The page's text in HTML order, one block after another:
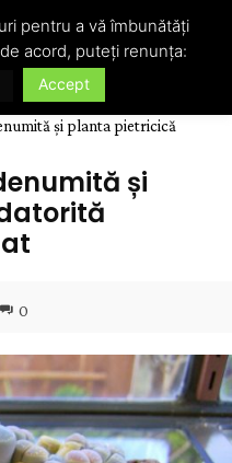
și planta pietricică
și
0
pentru a vă îmbunătăți
acord, puteți renunța:
Accept